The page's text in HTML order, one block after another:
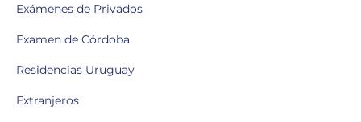
Exámenes de Privados
Examen de Córdoba
Residencias Uruguay
Extranjeros